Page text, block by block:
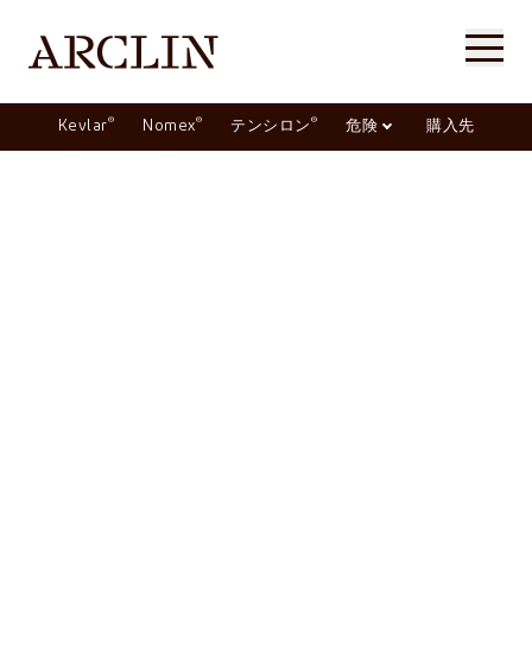
Kevlar® Nomex® テンシロン ® 危険 購入先